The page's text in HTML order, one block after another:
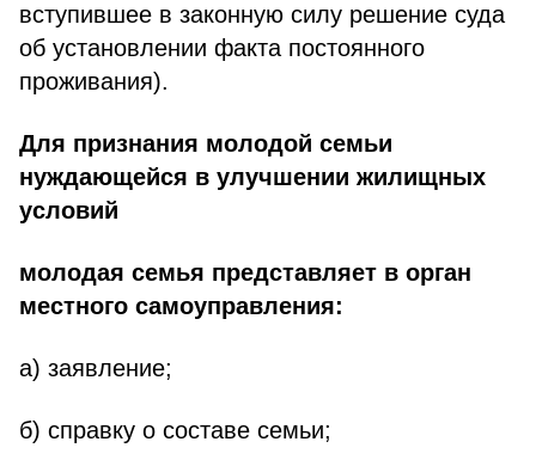
вступившее в законную силу решение суда
об установлении факта постоянного
проживания).
Для признания молодой семьи
нуждающейся в улучшении жилищных
условий
молодая семья представляет в орган
местного самоуправления:
а) заявление;
б) справку о составе семьи;